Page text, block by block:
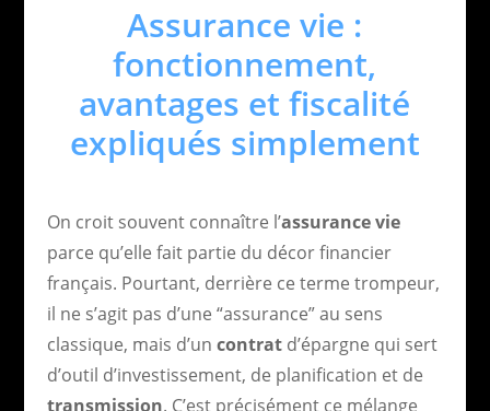
Assurance vie :
fonctionnement,
avantages et fiscalité
expliqués simplement
On croit souvent connaître l’assurance vie
parce qu’elle fait partie du décor financier
français. Pourtant, derrière ce terme trompeur,
il ne s’agit pas d’une “assurance” au sens
classique, mais d’un contratd’épargne qui sert
d’outil d’investissement, de planification et de
transmission. C’est précisément ce mélange